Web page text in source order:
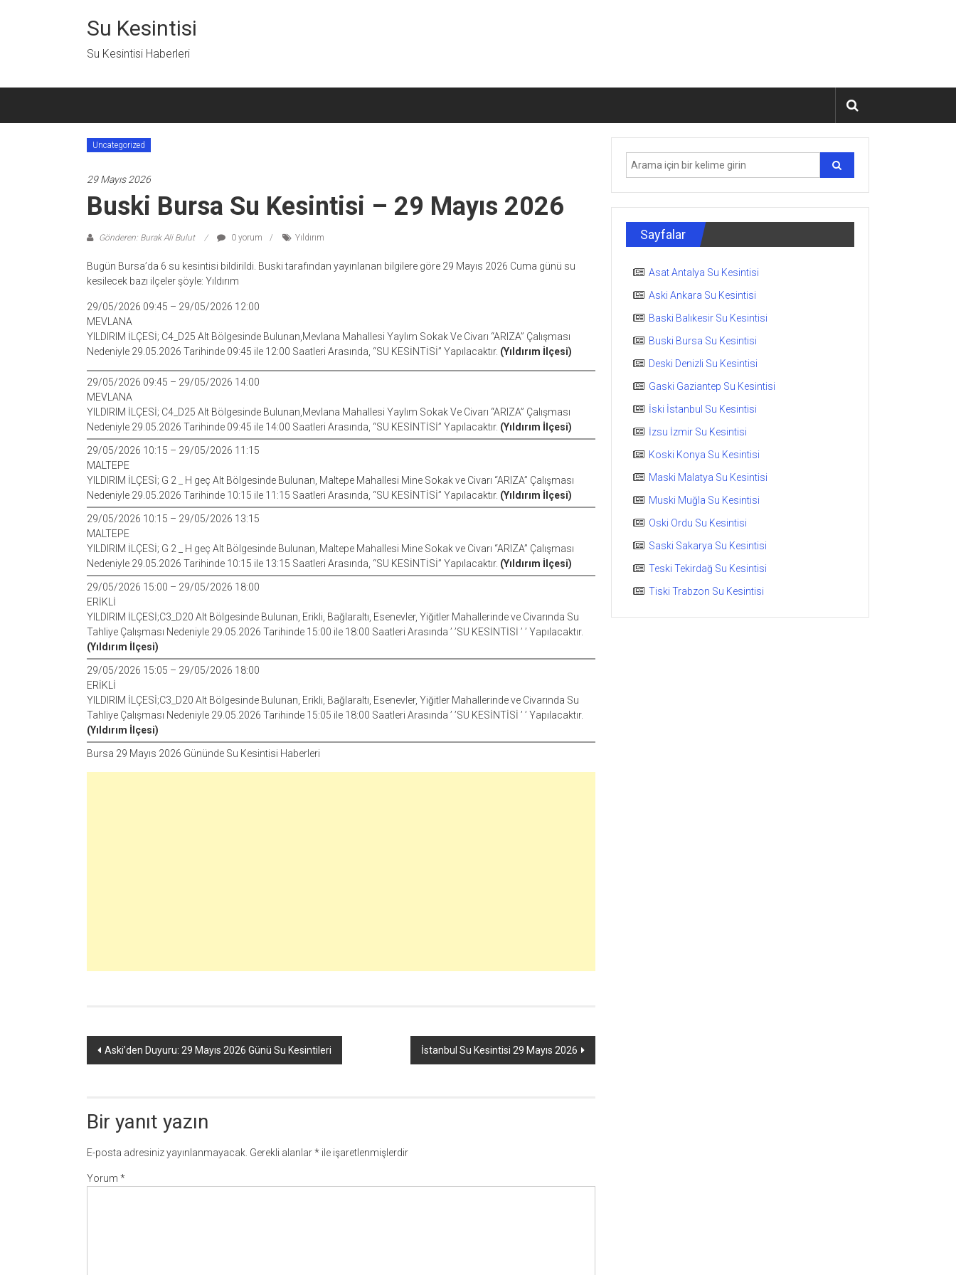
Su Kesintisi
Su Kesintisi Haberleri
Uncategorized
29 Mayıs 2026
Buski Bursa Su Kesintisi – 29 Mayıs 2026
Gönderen: Burak Ali Bulut 0 yorum Yıldırım
Bugün Bursa’da 6 su kesintisi bildirildi. Buski tarafından yayınlanan bilgilere göre 29 Mayıs 2026 Cuma günü su
kesilecek bazı ilçeler şöyle: Yıldırım
29/05/2026 09:45 – 29/05/2026 12:00
MEVLANA
YILDIRIM İLÇESİ; C4_D25 Alt Bölgesinde Bulunan,Mevlana Mahallesi Yaylım Sokak Ve Civarı “ARIZA” Çalışması
Nedeniyle 29.05.2026 Tarihinde 09:45 ile 12:00 Saatleri Arasında, “SU KESİNTİSİ” Yapılacaktır. (Yıldırım İlçesi)
29/05/2026 09:45 – 29/05/2026 14:00
MEVLANA
YILDIRIM İLÇESİ; C4_D25 Alt Bölgesinde Bulunan,Mevlana Mahallesi Yaylım Sokak Ve Civarı “ARIZA” Çalışması
Nedeniyle 29.05.2026 Tarihinde 09:45 ile 14:00 Saatleri Arasında, “SU KESİNTİSİ” Yapılacaktır. (Yıldırım İlçesi)
29/05/2026 10:15 – 29/05/2026 11:15
MALTEPE
YILDIRIM İLÇESİ; G 2 _ H geç Alt Bölgesinde Bulunan, Maltepe Mahallesi Mine Sokak ve Civarı “ARIZA” Çalışması
Nedeniyle 29.05.2026 Tarihinde 10:15 ile 11:15 Saatleri Arasında, “SU KESİNTİSİ” Yapılacaktır. (Yıldırım İlçesi)
29/05/2026 10:15 – 29/05/2026 13:15
MALTEPE
YILDIRIM İLÇESİ; G 2 _ H geç Alt Bölgesinde Bulunan, Maltepe Mahallesi Mine Sokak ve Civarı “ARIZA” Çalışması
Nedeniyle 29.05.2026 Tarihinde 10:15 ile 13:15 Saatleri Arasında, “SU KESİNTİSİ” Yapılacaktır. (Yıldırım İlçesi)
29/05/2026 15:00 – 29/05/2026 18:00
ERİKLİ
YILDIRIM İLÇESİ;C3_D20 Alt Bölgesinde Bulunan, Erikli, Bağlaraltı, Esenevler, Yiğitler Mahallerinde ve Civarında Su
Tahliye Çalışması Nedeniyle 29.05.2026 Tarihinde 15:00 ile 18:00 Saatleri Arasında ’ ’SU KESİNTİSİ ’ ’ Yapılacaktır.
(Yıldırım İlçesi)
29/05/2026 15:05 – 29/05/2026 18:00
ERİKLİ
YILDIRIM İLÇESİ;C3_D20 Alt Bölgesinde Bulunan, Erikli, Bağlaraltı, Esenevler, Yiğitler Mahallerinde ve Civarında Su
Tahliye Çalışması Nedeniyle 29.05.2026 Tarihinde 15:05 ile 18:00 Saatleri Arasında ’ ’SU KESİNTİSİ ’ ’ Yapılacaktır.
(Yıldırım İlçesi)
Bursa 29 Mayıs 2026 Gününde Su Kesintisi Haberleri
Yazı
Aski’den Duyuru: 29 Mayıs 2026 Günü Su Kesintileri İstanbul Su Kesintisi 29 Mayıs 2026
Bir yanıt yazın
E-posta adresiniz yayınlanmayacak. Gerekli alanlar* ile işaretlenmişlerdir
Yorum *
Sayfalar
Asat Antalya Su Kesintisi
Aski Ankara Su Kesintisi
Baski Balıkesir Su Kesintisi
Buski Bursa Su Kesintisi
Deski Denizli Su Kesintisi
Gaski Gaziantep Su Kesintisi
İski İstanbul Su Kesintisi
İzsu İzmir Su Kesintisi
Koski Konya Su Kesintisi
Maski Malatya Su Kesintisi
Muski Muğla Su Kesintisi
Oski Ordu Su Kesintisi
Saski Sakarya Su Kesintisi
Teski Tekirdağ Su Kesintisi
Tiski Trabzon Su Kesintisi